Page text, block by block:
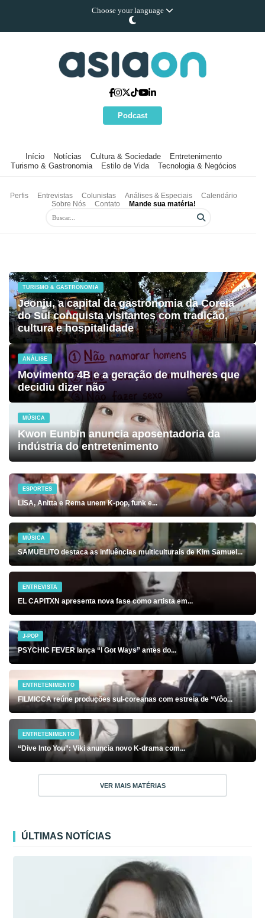
Choose your language
Podcast
Início Notícias Cultura & Sociedade
Entretenimento
Turismo & Gastronomia
Estilo de Vida Tecnologia & Negócios
Perfis Entrevistas Colunistas Análises & Especiais
Calendário
Sobre Nós
Contato Mande sua matéria!
TURISMO & GASTRONOMIA
Jeonju, a capital da gastronomia da Coreia
do Sul conquista visitantes com tradição,
cultura e hospitalidade
ANÁLISE
Movimento 4B e a geração de mulheres que
decidiu dizer não
MÚSICA
Kwon Eunbin anuncia aposentadoria da
indústria do entretenimento
ESPORTES
LISA, Anitta e Rema unem K-pop, funk e...
MÚSICA
SAMUELiTO destaca as influências multiculturais de Kim Samuel...
ENTREVISTA
EL CAPITXN apresenta nova fase como artista em...
J-POP
PSYCHIC FEVER lança “I Got Ways” antes do...
ENTRETENIMENTO
FILMICCA reúne produções sul-coreanas com estreia de “Vôo...
ENTRETENIMENTO
“Dive Into You”: Viki anuncia novo K-drama com...
VER MAIS MATÉRIAS
ÚLTIMAS NOTÍCIAS